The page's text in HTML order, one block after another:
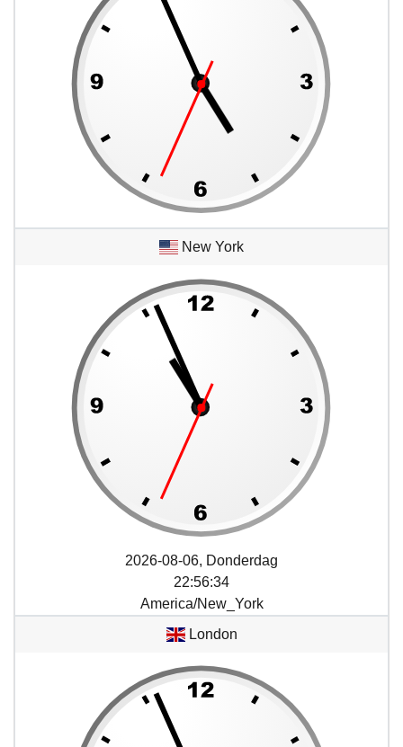
New York
2026-08-06, Donderdag
22:56:34
America/New_York
London